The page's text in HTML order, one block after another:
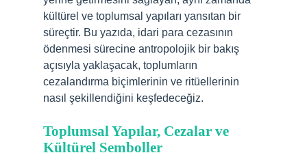
kültürel ve toplumsal yapıları yansıtan bir
süreçtir. Bu yazıda, idari para cezasının
ödenmesi sürecine antropolojik bir bakış
açısıyla yaklaşacak, toplumların
cezalandırma biçimlerinin ve ritüellerinin
nasıl şekillendiğini keşfedeceğiz.
Toplumsal Yapılar, Cezalar ve
Kültürel Semboller